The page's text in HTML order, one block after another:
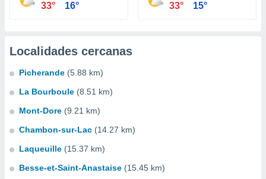
33° 16° 33° 15°
Localidades cercanas
Picherande (5.88 km)
La Bourboule (8.51 km)
Mont-Dore (9.21 km)
Chambon-sur-Lac (14.27 km)
Laqueuille (15.37 km)
Besse-et-Saint-Anastaise (15.45 km)